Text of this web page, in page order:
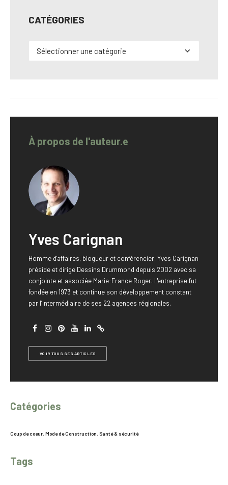
CATÉGORIES
Catégories
À propos de l'auteur.e
Yves Carignan
Homme d'affaires, blogueur et conférencier, Yves Carignan
préside et dirige Dessins Drummond depuis 2002 avec sa
conjointe et associée Marie-France Roger. L'entreprise fut
fondée en 1973 et continue son développement constant
par l’intermédiaire de ses 22 agences régionales.
VOIR TOUS SES ARTICLES
Catégories
Coup de coeur, Mode de Construction, Santé & sécurité
Tags